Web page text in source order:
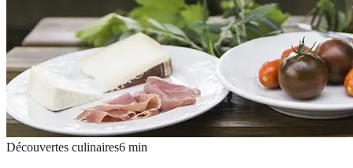
Découvertes culinaires6 min